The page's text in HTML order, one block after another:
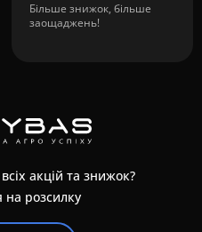
Більше знижок, більше
заощаджень!
акцій та знижок?
на розсилку